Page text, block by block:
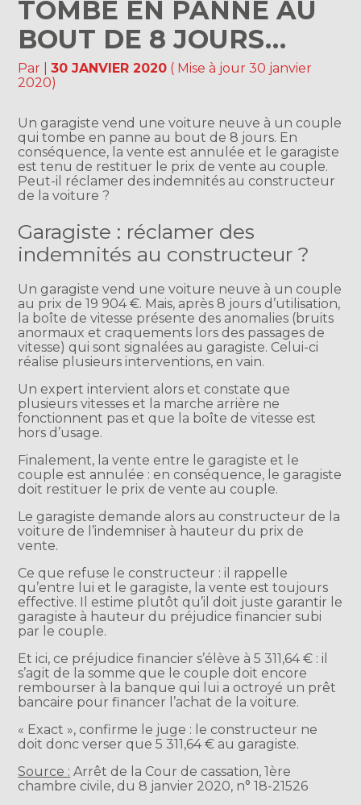
TOMBE EN PANNE AU
BOUT DE 8 JOURS…
Par |30 JANVIER 2020 ( Mise à jour 30 janvier
2020)
Un garagiste vend une voiture neuve à un couple
qui tombe en panne au bout de 8 jours. En
conséquence, la vente est annulée et le garagiste
est tenu de restituer le prix de vente au couple.
Peut-il réclamer des indemnités au constructeur
de la voiture ?
Garagiste : réclamer des
indemnités au constructeur ?
Un garagiste vend une voiture neuve à un couple
au prix de 19 904 €. Mais, après 8 jours d’utilisation,
la boîte de vitesse présente des anomalies (bruits
anormaux et craquements lors des passages de
vitesse) qui sont signalées au garagiste. Celui-ci
réalise plusieurs interventions, en vain.
Un expert intervient alors et constate que
plusieurs vitesses et la marche arrière ne
fonctionnent pas et que la boîte de vitesse est
hors d’usage.
Finalement, la vente entre le garagiste et le
couple est annulée : en conséquence, le garagiste
doit restituer le prix de vente au couple.
Le garagiste demande alors au constructeur de la
voiture de l’indemniser à hauteur du prix de
vente.
Ce que refuse le constructeur : il rappelle
qu’entre lui et le garagiste, la vente est toujours
effective. Il estime plutôt qu’il doit juste garantir le
garagiste à hauteur du préjudice financier subi
par le couple.
Et ici, ce préjudice financier s’élève à 5 311,64 € : il
s’agit de la somme que le couple doit encore
rembourser à la banque qui lui a octroyé un prêt
bancaire pour financer l’achat de la voiture.
« Exact », confirme le juge : le constructeur ne
doit donc verser que 5 311,64 € au garagiste.
Source : Arrêt de la Cour de cassation, 1ère
chambre civile, du 8 janvier 2020, n° 18-21526